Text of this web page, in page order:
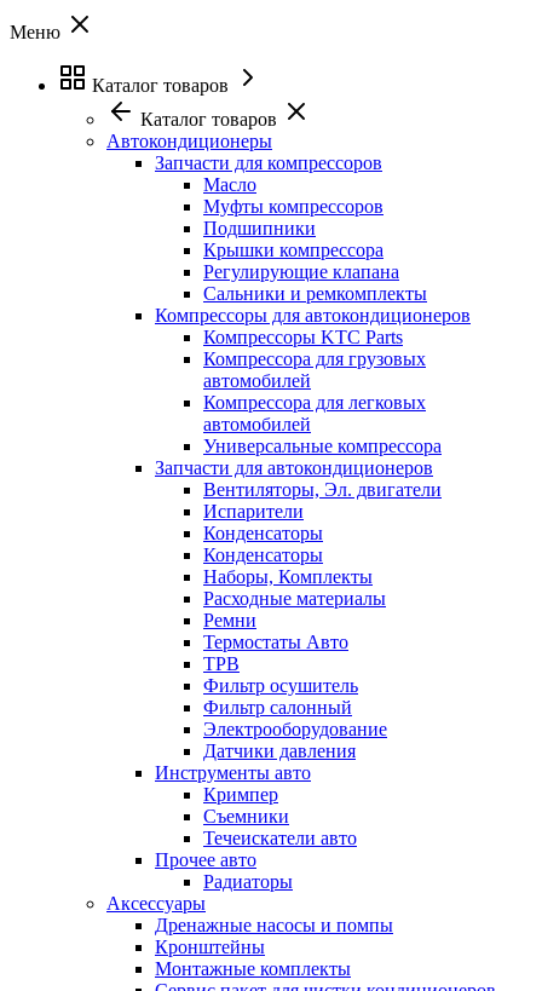
Меню
Каталог товаров
Каталог товаров
Автокондиционеры
Запчасти для компрессоров
Масло
Муфты компрессоров
Подшипники
Крышки компрессора
Регулирующие клапана
Сальники и ремкомплекты
Компрессоры для автокондиционеров
Компрессоры KTC Parts
Компрессора для грузовых
автомобилей
Компрессора для легковых
автомобилей
Универсальные компрессора
Запчасти для автокондиционеров
Вентиляторы, Эл. двигатели
Испарители
Конденсаторы
Конденсаторы
Наборы, Комплекты
Расходные материалы
Ремни
Термостаты Авто
ТРВ
Фильтр осушитель
Фильтр салонный
Электрооборудование
Датчики давления
Инструменты авто
Кримпер
Съемники
Течеискатели авто
Прочее авто
Радиаторы
Аксессуары
Дренажные насосы и помпы
Кронштейны
Монтажные комплекты